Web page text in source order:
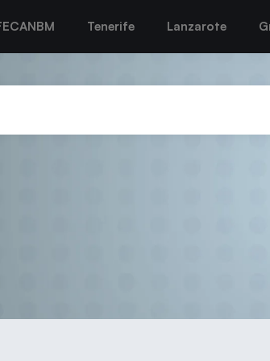
Tenerife Lanzarote
Gáldar cae en